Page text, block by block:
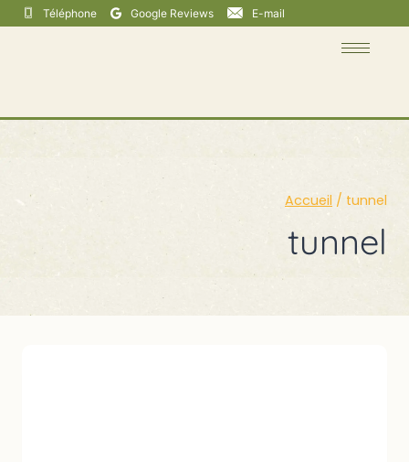
Téléphone Google Reviews E-mail
Accueil / tunnel
tunnel